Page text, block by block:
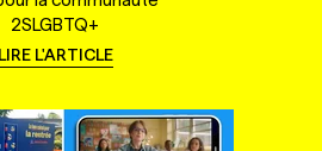
2SLGBTQ+
LIRE L'ARTICLE